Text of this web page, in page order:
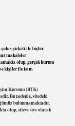
şirketi ile hiçbir
makaleler
olup, gerçek kurum
kişiler ile isim
Kurumu (BTK)
Bu nedenle, sitedeki
bulunmamaktadır.
olup, siteye üye olarak